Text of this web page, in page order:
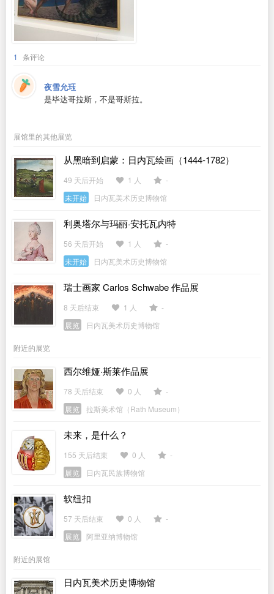
1 条评论
夜雪允珏
是毕达哥拉斯，不是哥斯拉。
展馆里的其他展览
从黑暗到启蒙：日内瓦绘画（1444-1782）
49 天后开始 1 人
-
未开始
日内瓦美术历史博物馆
利奥塔尔与玛丽·安托瓦内特
56 天后开始 1 人
-
未开始
日内瓦美术历史博物馆
瑞士画家 Carlos Schwabe 作品展
8 天后结束 1 人
-
展览
日内瓦美术历史博物馆
附近的展览
西尔维娅·斯莱作品展
78 天后结束 0 人
-
展览
拉斯美术馆（Rath Museum）
未来，是什么？
155 天后结束 0 人
-
展览
日内瓦民族博物馆
软纽扣
57 天后结束 0 人
-
展览
阿里亚纳博物馆
附近的展馆
日内瓦美术历史博物馆